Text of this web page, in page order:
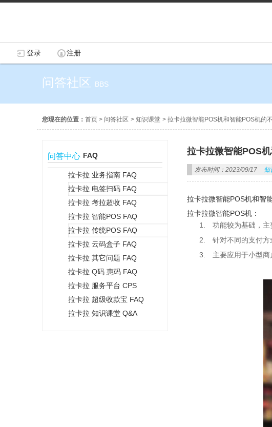
登录 注册
问答社区 BBS
您现在的位置： 首页 > 问答社区 > 知识课堂 > 拉卡拉微智能POS机和智能POS机的
问答中心 FAQ
拉卡拉 业务指南 FAQ
拉卡拉 电签扫码 FAQ
拉卡拉 考拉超收 FAQ
拉卡拉 智能POS FAQ
拉卡拉 传统POS FAQ
拉卡拉 云码盒子 FAQ
拉卡拉 其它问题 FAQ
拉卡拉 Q码 惠码 FAQ
拉卡拉 服务平台 CPS
拉卡拉 超级收款宝 FAQ
拉卡拉 知识课堂 Q&A
拉卡拉微智能POS
发布时间：2023/09/17 知
拉卡拉微智能POS机和智
拉卡拉微智能POS机：
功能较为基础，主
针对不同的支付方
主要应用于小型商